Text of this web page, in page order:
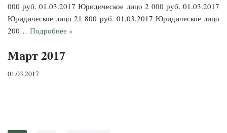
000 руб. 01.03.2017 Юридическое лицо 2 000 руб. 01.03.2017
Юридическое лицо 21 800 руб. 01.03.2017 Юридическое лицо
200… Подробнее »
Март 2017
01.03.2017